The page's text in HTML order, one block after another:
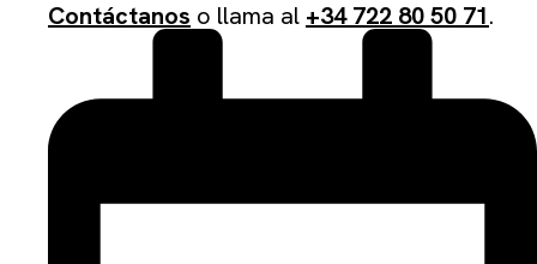
Contáctanos o llama al +34 722 80 50 71.